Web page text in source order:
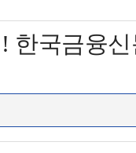
한국금융